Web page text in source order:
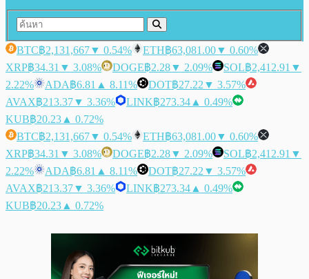
BTC฿2,131,667▼ 0.54% ETH฿63,081.00▼ 0.60%
XRP฿34.31 ▼ 3.08% DOGE฿2.28▼ 2.09% SOL฿2,412.91 ▼
2.22%
ADA฿6.81 ▲ 8.11% DOT฿27.22 ▼ 3.57%
AVAX฿213.37▼ 3.36% LINK฿273.34 ▲ 0.49%
KUB฿20.23 ▲ 0.72%
BTC฿2,131,667▼ 0.54% ETH฿63,081.00▼ 0.60%
XRP฿34.31 ▼ 3.08% DOGE฿2.28▼ 2.09% SOL฿2,412.91 ▼
2.22%
ADA฿6.81 ▲ 8.11% DOT฿27.22 ▼ 3.57%
AVAX฿213.37▼ 3.36% LINK฿273.34 ▲ 0.49%
KUB฿20.23 ▲ 0.72%